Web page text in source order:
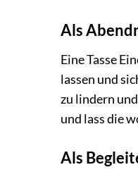
Als
Eine Tasse
lassen und
zu lindern
und lass die
Als